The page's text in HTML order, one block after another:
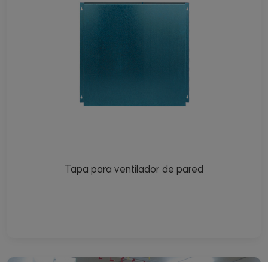
Tapa para ventilador de pared